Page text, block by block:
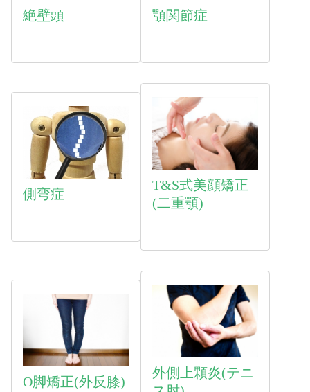
絶壁頭 顎関節症
側弯症
T&S式美顔矯正
(二重顎)
O脚矯正(外反膝)
外側上顆炎(テニ